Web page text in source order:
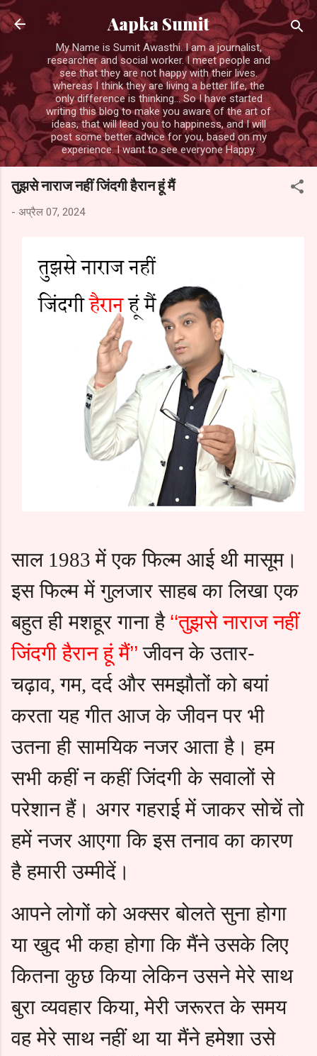
सीधे मुख्य सामग्री पर जाएं
Aapka Sumit
My Name is Sumit Awasthi. I am a journalist,
researcher and social worker. I meet people and
see that they are not happy with their lives.
whereas I think they are living a better life, the
only difference is thinking... So I have started
writing this blog to make you aware of the art of
ideas, that will lead you to happiness, and I will
post some better advice for you, based on my
experience. I want to see everyone Happy.
तुझसे नाराज नहीं जिंदगी हैरान हूं मैं
- अप्रैल 07, 2024
साल1983में एक फिल्म आई थी मासूम।
इस फिल्म में गुलजार साहब का लिखा एक
बहुत ही मशहूर गाना है ‘‘तुझसे नाराज नहीं
जिंदगी हैरान हूं मैं’’ जीवन के उतार-
चढ़ाव,गम,दर्द और समझौतों को बयां
करता यह गीत आज के जीवन पर भी
उतना ही सामयिक नजर आता है। हम
सभी कहीं न कहीं जिंदगी के सवालों से
परेशान हैं। अगर गहराई में जाकर सोचें तो
हमें नजर आएगा कि इस तनाव का कारण
है हमारी उम्मीदें।
आपने लोगों को अक्सर बोलते सुना होगा
या खुद भी कहा होगा कि मैंने उसके लिए
कितना कुछ किया लेकिन उसने मेरे साथ
बुरा व्यवहार किया,मेरी जरूरत के समय
वह मेरे साथ नहीं था या मैंने हमेशा उसे